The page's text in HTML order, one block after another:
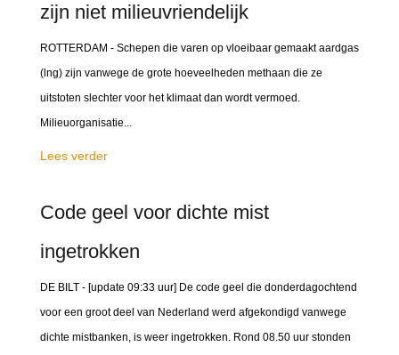
zijn niet milieuvriendelijk
ROTTERDAM - Schepen die varen op vloeibaar gemaakt aardgas
(lng) zijn vanwege de grote hoeveelheden methaan die ze
uitstoten slechter voor het klimaat dan wordt vermoed.
Milieuorganisatie...
Lees verder
Code geel voor dichte mist
ingetrokken
DE BILT - [update 09:33 uur] De code geel die donderdagochtend
voor een groot deel van Nederland werd afgekondigd vanwege
dichte mistbanken, is weer ingetrokken. Rond 08.50 uur stonden